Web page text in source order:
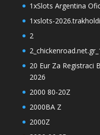
1xSlots Argentina
1xslots-
2
20 Eur Za Registraci
2026
2000 80-20Z
2000BA Z
2000Z